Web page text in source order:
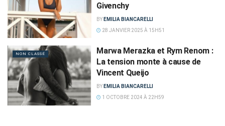
Givenchy
BY EMILIA BIANCARELLI
28 JANVIER 2025 À 15H51
NON CLASSÉ
Marwa Merazka et Rym Renom :
La tension monte à cause de
Vincent Queijo
BY EMILIA BIANCARELLI
1 OCTOBRE 2024 À 22H59